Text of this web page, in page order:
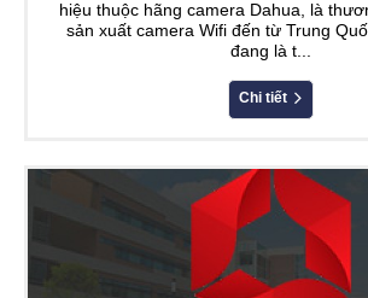
hiệu thuộc hãng camera Dahua, là
sản xuất camera Wifi đến từ Trung
đang là t...
Chi tiết